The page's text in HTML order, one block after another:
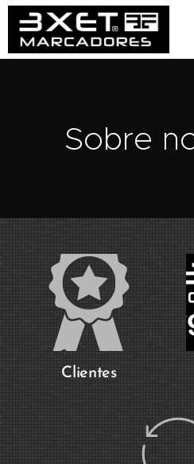
Sobre
Clientes